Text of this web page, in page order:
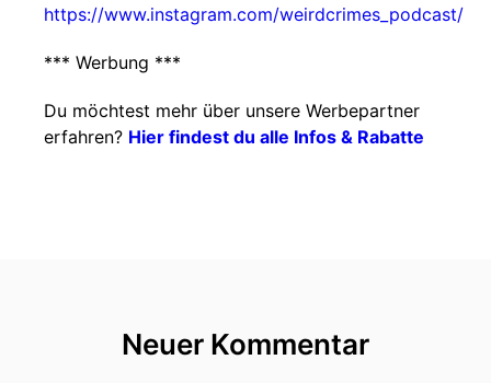
https://www.instagram.com/weirdcrimes_podcast/
*** Werbung ***
Du möchtest mehr über unsere Werbepartner
erfahren? Hier findest du alle Infos & Rabatte
Neuer Kommentar